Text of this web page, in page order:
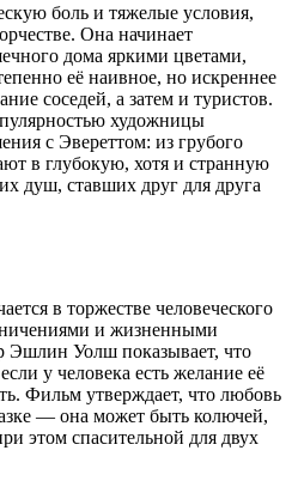
боль и тяжелые условия,
Она начинает
дома яркими цветами,
её наивное, но искреннее
соседей, а затем и туристов.
художницы
с Эвереттом: из грубого
в глубокую, хотя и странную
душ, ставших друг для друга
в торжестве человеческого
и жизненными
Эшлин Уолш показывает, что
у человека есть желание её
Фильм утверждает, что любовь
— она может быть колючей,
этом спасительной для двух